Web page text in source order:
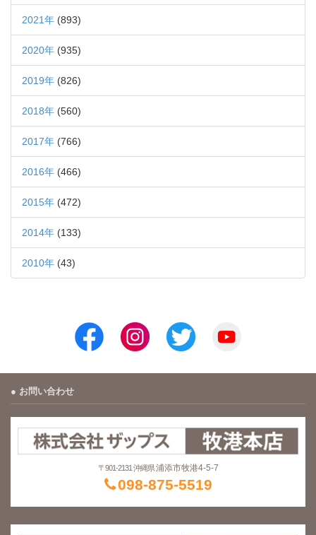
2021年 (893)
2020年 (935)
2019年 (826)
2018年 (560)
2017年 (766)
2016年 (466)
2015年 (472)
2014年 (133)
2010年 (43)
お問い合わせ
〒901-2131 沖縄県 浦添市牧港4-5-7
098-875-5519